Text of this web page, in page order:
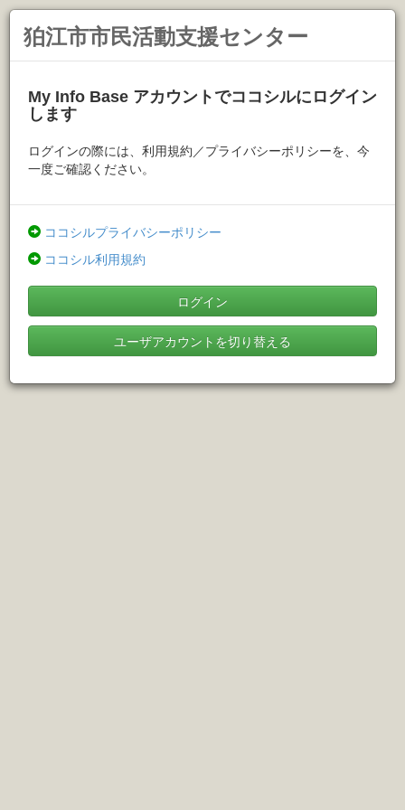
狛江市市民活動支援センター
My Info Base アカウントでココシルにログイン
します
ログインの際には、利用規約／プライバシーポリシーを、今
一度ご確認ください。
ココシルプライバシーポリシー
ココシル利用規約
ログイン
ユーザアカウントを切り替える